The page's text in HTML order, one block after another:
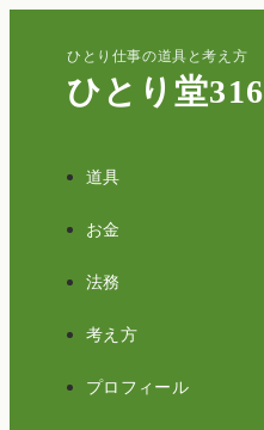
ひとり仕事の道具と考え方
ひとり堂316
道具
お金
法務
考え方
プロフィール